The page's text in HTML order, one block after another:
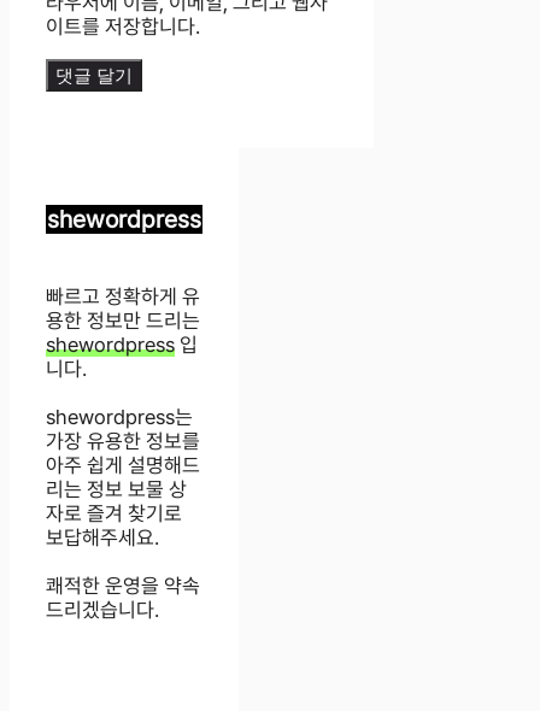
이트를 저장합니다.
shewordpress
빠르고 정확하게 유
용한 정보만 드리는
shewordpress 입
니다.
shewordpress는
가장 유용한 정보를
아주 쉽게 설명해드
리는 정보 보물 상
자로 즐겨 찾기로
보답해주세요.
쾌적한 운영을 약속
드리겠습니다.